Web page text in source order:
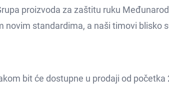
proizvoda za zaštitu ruku
novim standardima, a naši timovi
bit će dostupne u prodaji od početka